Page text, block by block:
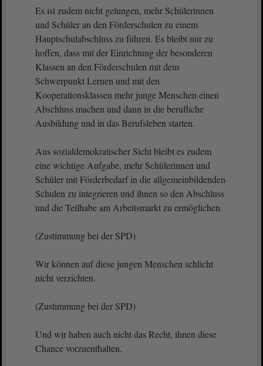
Es ist zudem nicht gelungen, mehr Schülerinnen
und Schüler an den Förderschulen zu einem
Hauptschulabschluss zu führen. Es bleibt nur zu
hoffen, dass mit der Einrichtung der besonderen
Klassen an den Förderschulen mit dem
Schwerpunkt Lernen und mit den
Kooperationsklassen mehr junge Menschen einen
Abschluss machen und dann in die berufliche
Ausbildung und in das Berufsleben starten.
Aus sozialdemokratischer Sicht bleibt es zudem
eine wichtige Aufgabe, mehr Schülerinnen und
Schüler mit Förderbedarf in die allgemeinbildenden
Schulen zu integrieren und ihnen so den Abschluss
und die Teilhabe am Arbeitsmarkt zu ermöglichen.
(Zustimmung bei der SPD)
Wir können auf diese jungen Menschen schlicht
nicht verzichten.
(Zustimmung bei der SPD)
Und wir haben auch nicht das Recht, ihnen diese
Chance vorzuenthalten.